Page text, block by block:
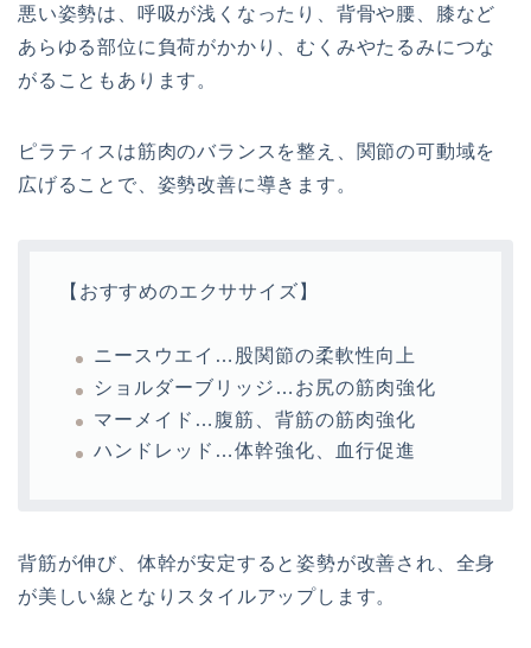
悪い姿勢は、呼吸が浅くなったり、背骨や腰、膝など
あらゆる部位に負荷がかかり、むくみやたるみにつな
がることもあります。
ピラティスは筋肉のバランスを整え、関節の可動域を
広げることで、姿勢改善に導きます。
【おすすめのエクササイズ】
ニースウエイ…股関節の柔軟性向上
ショルダーブリッジ…お尻の筋肉強化
マーメイド…腹筋、背筋の筋肉強化
ハンドレッド…体幹強化、血行促進
背筋が伸び、体幹が安定すると姿勢が改善され、全身
が美しい線となりスタイルアップします。